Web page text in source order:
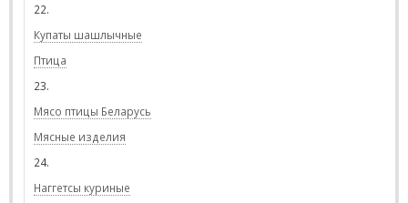
22.
Купаты шашлычные
Птица
23.
Мясо птицы Беларусь
Мясные изделия
24.
Наггетсы куриные